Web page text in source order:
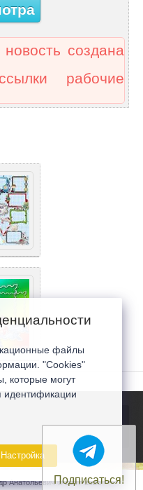
создана
рабочие
Анатольевич © 2007-2026
Подписаться!
файлы
"Cookies"
которые могут
идентификации
Настройка